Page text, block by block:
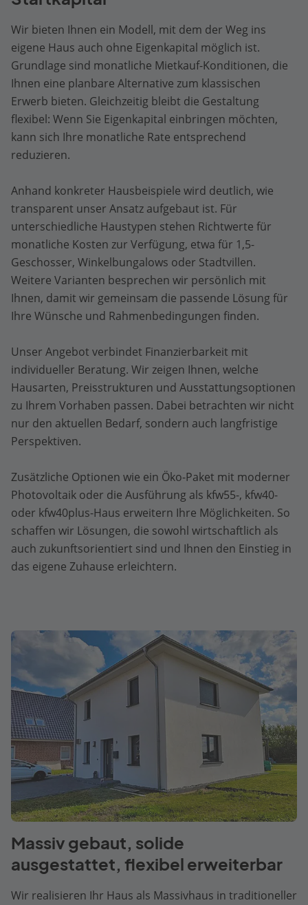
Wir bieten Ihnen ein Modell, mit dem der Weg ins
eigene Haus auch ohne Eigenkapital möglich ist.
Grundlage sind monatliche Mietkauf-Konditionen, die
Ihnen eine planbare Alternative zum klassischen
Erwerb bieten. Gleichzeitig bleibt die Gestaltung
flexibel: Wenn Sie Eigenkapital einbringen möchten,
kann sich Ihre monatliche Rate entsprechend
reduzieren.
Anhand konkreter Hausbeispiele wird deutlich, wie
transparent unser Ansatz aufgebaut ist. Für
unterschiedliche Haustypen stehen Richtwerte für
monatliche Kosten zur Verfügung, etwa für 1,5-
Geschosser, Winkelbungalows oder Stadtvillen.
Weitere Varianten besprechen wir persönlich mit
Ihnen, damit wir gemeinsam die passende Lösung für
Ihre Wünsche und Rahmenbedingungen finden.
Unser Angebot verbindet Finanzierbarkeit mit
individueller Beratung. Wir zeigen Ihnen, welche
Hausarten, Preisstrukturen und Ausstattungsoptionen
zu Ihrem Vorhaben passen. Dabei betrachten wir nicht
nur den aktuellen Bedarf, sondern auch langfristige
Perspektiven.
Zusätzliche Optionen wie ein Öko-Paket mit moderner
Photovoltaik oder die Ausführung als kfw55-, kfw40-
oder kfw40plus-Haus erweitern Ihre Möglichkeiten. So
schaffen wir Lösungen, die sowohl wirtschaftlich als
auch zukunftsorientiert sind und Ihnen den Einstieg in
das eigene Zuhause erleichtern.
Massiv gebaut, solide
ausgestattet, flexibel erweiterbar
Wir realisieren Ihr Haus als Massivhaus in traditioneller